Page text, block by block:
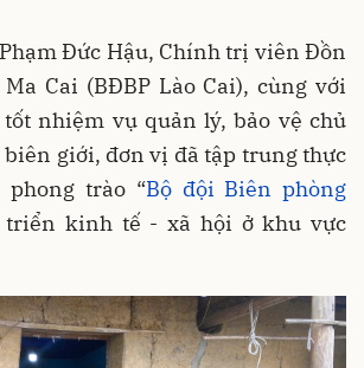
Đức Hậu, Chính trị viên Đồn
Cai (BĐBP Lào Cai), cùng với
nhiệm vụ quản lý, bảo vệ chủ
giới, đơn vị đã tập trung thực
trào “Bộ đội Biên phòng
triển kinh tế - xã hội ở khu vực